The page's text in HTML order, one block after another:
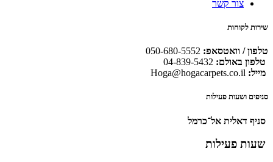
צור קשר
שירות לקוחות
טלפון / וואטסאפ:
טלפון באולם:
מייל: Hoga@hogacarpets.co.il
סניפים ושעות פעילות
סניף דאלית אל־כרמל
שעות פעילות